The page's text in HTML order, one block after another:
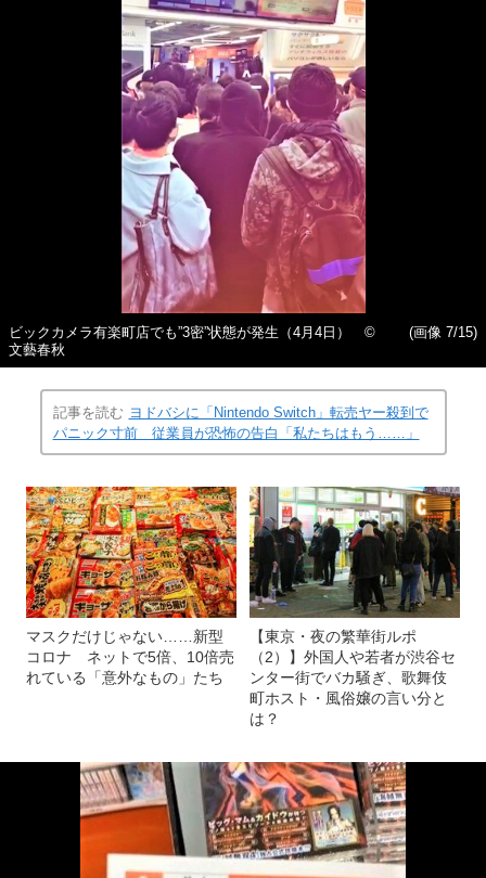
ビックカメラ有楽町店でも”3密”状態が発生（4月4日） ©
文藝春秋
(画像 7/15)
記事を読む ヨドバシに「Nintendo Switch」転売ヤー殺到で
パニック寸前 従業員が恐怖の告白「私たちはもう……」
マスクだけじゃない……新型
コロナ ネットで5倍、10倍売
れている「意外なもの」たち
【東京・夜の繁華街ルポ
（2）】外国人や若者が渋谷セ
ンター街でバカ騒ぎ、歌舞伎
町ホスト・風俗嬢の言い分と
は？